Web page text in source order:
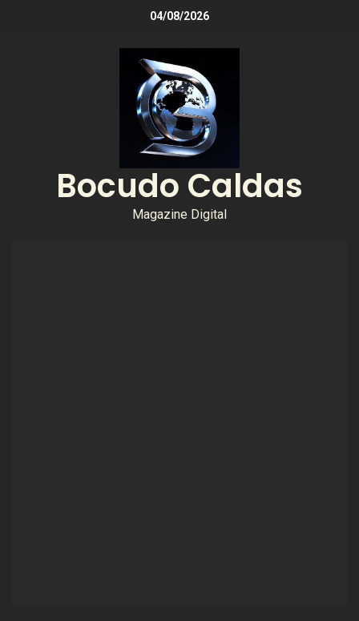
04/08/2026
Bocudo Caldas
Magazine Digital